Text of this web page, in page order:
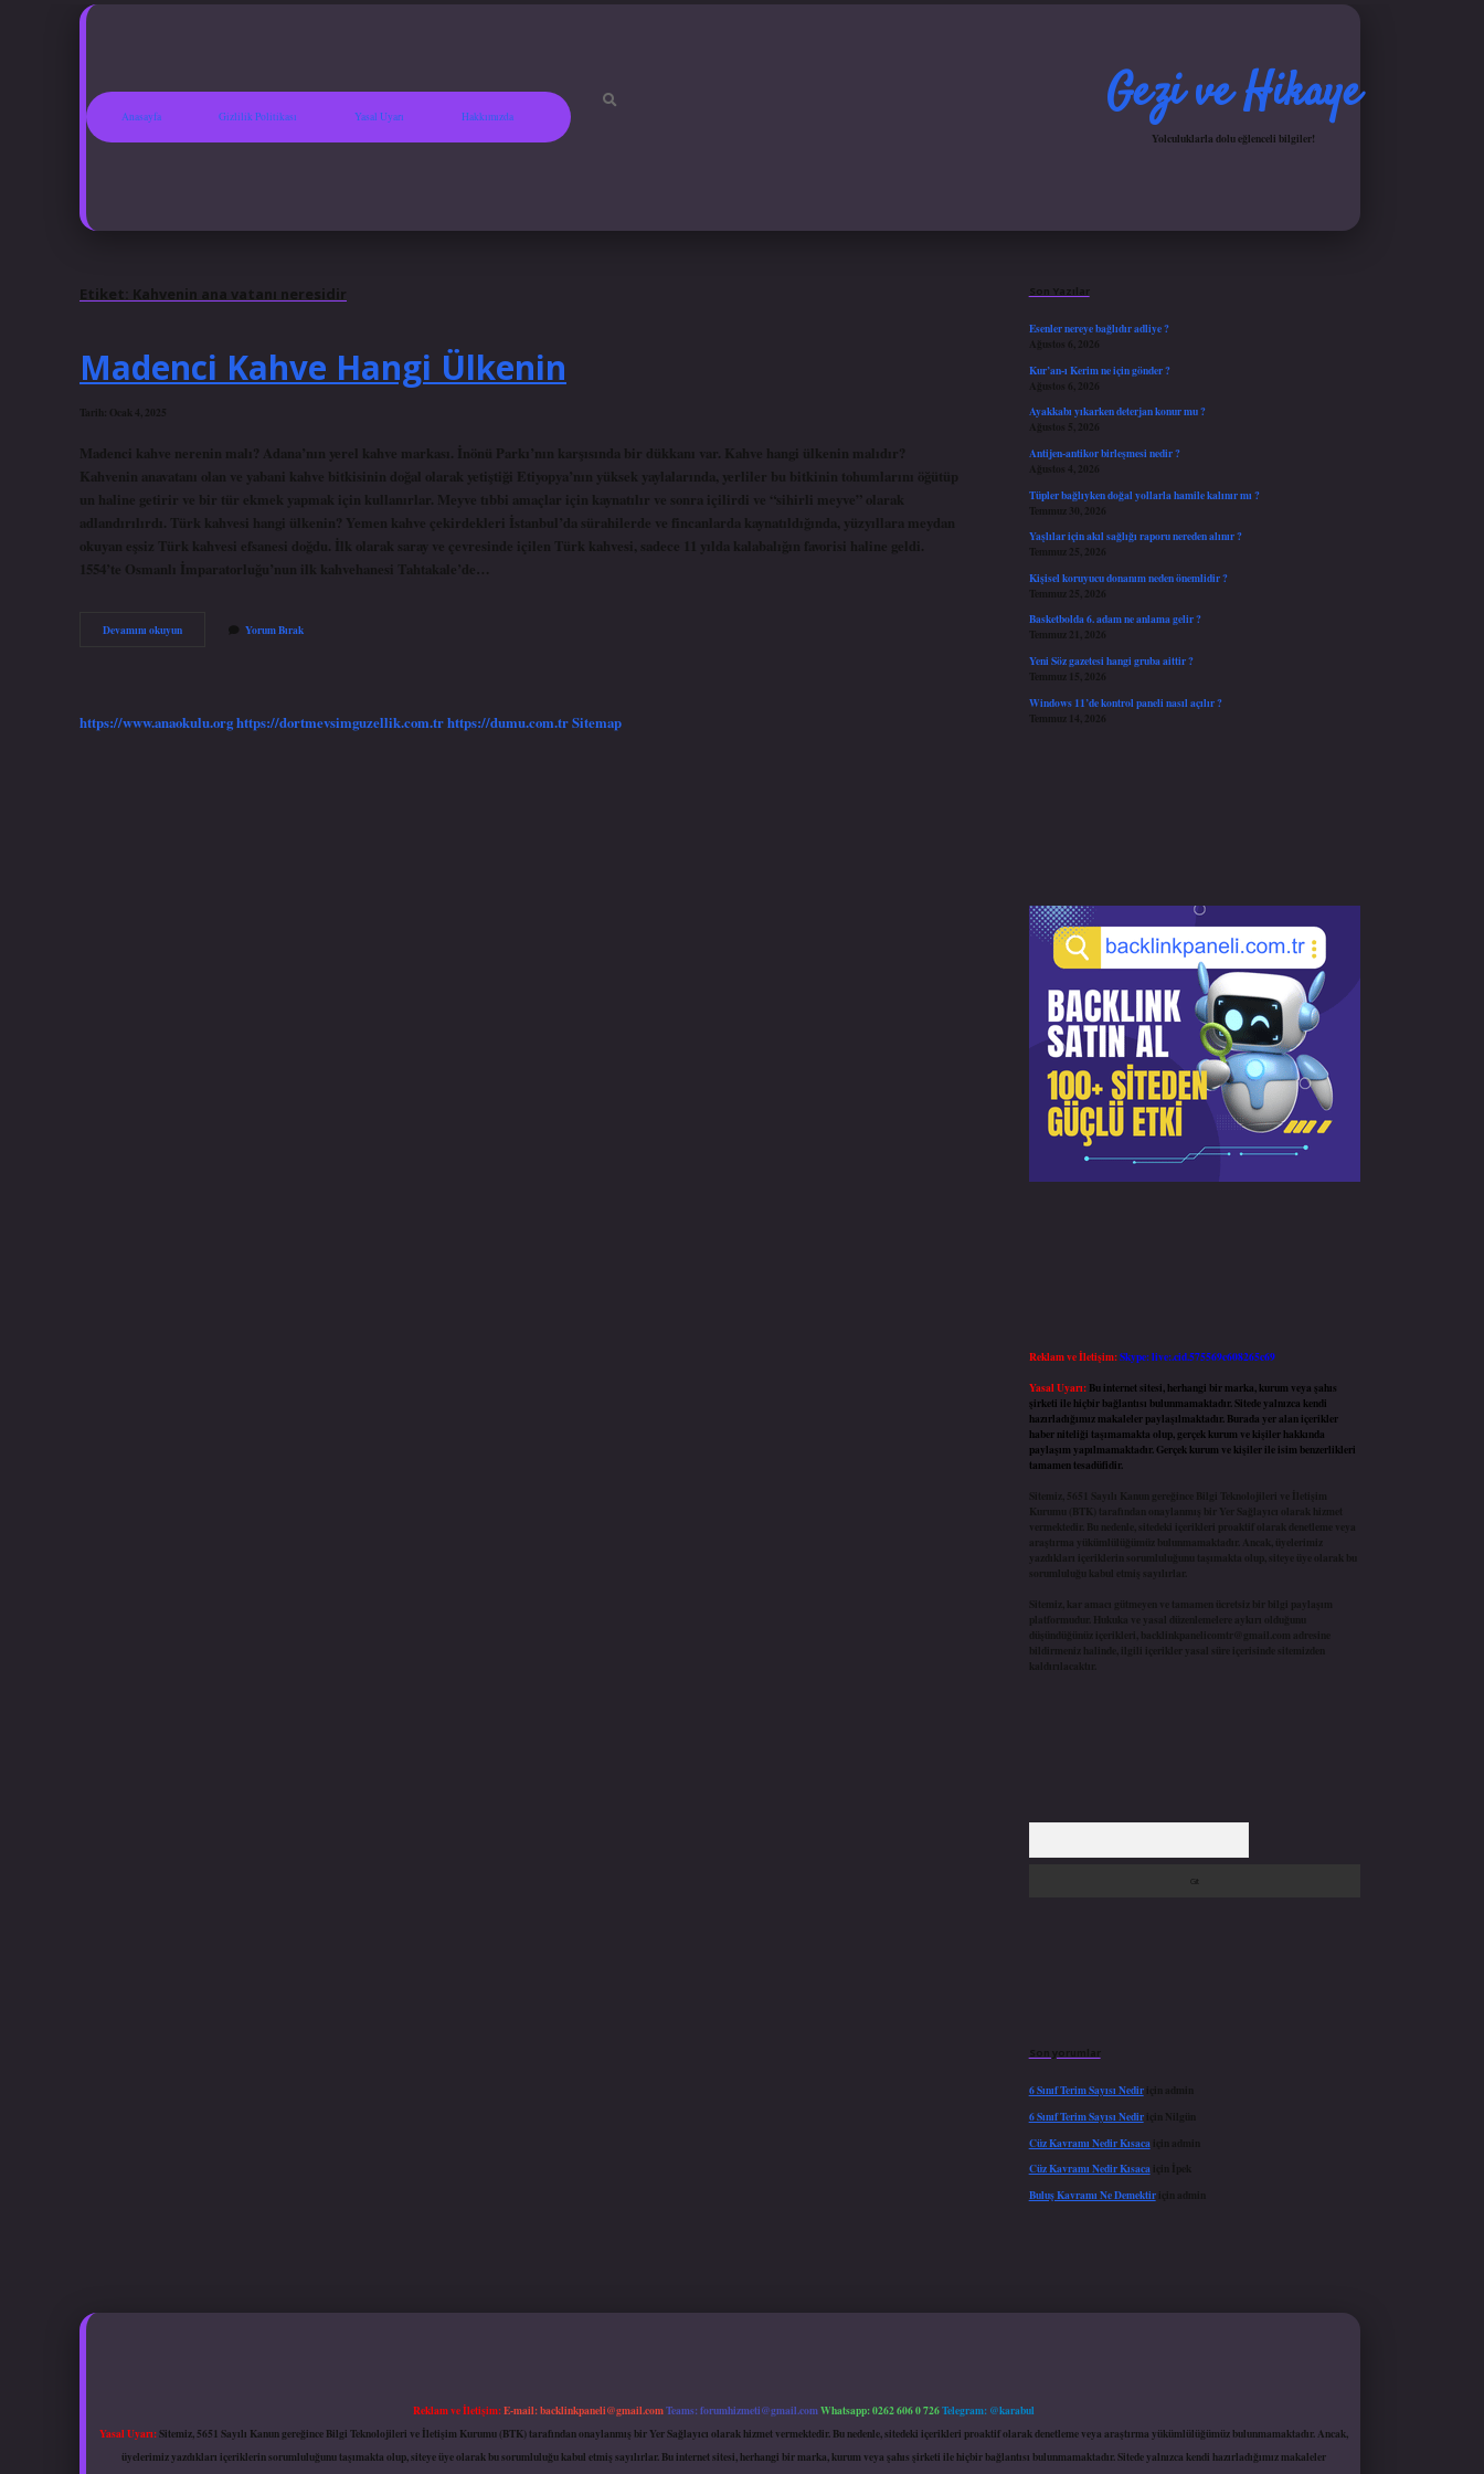
Anasayfa Gizlilik Politikası Yasal Uyarı Hakkımızda Gezi ve Hikaye
Yolculuklarla dolu eğlenceli bilgiler!
Etiket: Kahvenin ana vatanı neresidir
Madenci Kahve Hangi Ülkenin
Tarih: Ocak 4, 2025
Madenci kahve nerenin malı? Adana’nın yerel kahve markası. İnönü Parkı’nın karşısında bir dükkanı var. Kahve hangi ülkenin malıdır?
Kahvenin anavatanı olan ve yabani kahve bitkisinin doğal olarak yetiştiği Etiyopya’nın yüksek yaylalarında, yerliler bu bitkinin tohumlarını öğütüp
un haline getirir ve bir tür ekmek yapmak için kullanırlar. Meyve tıbbi amaçlar için kaynatılır ve sonra içilirdi ve “sihirli meyve” olarak
adlandırılırdı. Türk kahvesi hangi ülkenin? Yemen kahve çekirdekleri İstanbul’da sürahilerde ve fincanlarda kaynatıldığında, yüzyıllara meydan
okuyan eşsiz Türk kahvesi efsanesi doğdu. İlk olarak saray ve çevresinde içilen Türk kahvesi, sadece 11 yılda kalabalığın favorisi haline geldi.
1554’te Osmanlı İmparatorluğu’nun ilk kahvehanesi Tahtakale’de…
Devamını okuyunMadenci
Yorum Bırak
https://www.anaokulu.orghttps://dortmevsimguzellik.com.trhttps://dumu.com.trSitemap
Son Yazılar
Esenler nereye bağlıdır adliye ?
Ağustos 6, 2026
Kur’an-ı Kerim ne için gönder ?
Ağustos 6, 2026
Ayakkabı yıkarken deterjan konur mu ?
Ağustos 5, 2026
Antijen-antikor birleşmesi nedir ?
Ağustos 4, 2026
Tüpler bağlıyken doğal yollarla hamile kalınır mı ?
Temmuz 30, 2026
Yaşlılar için akıl sağlığı raporu nereden alınır ?
Temmuz 25, 2026
Kişisel koruyucu donanım neden önemlidir ?
Temmuz 25, 2026
Basketbolda 6. adam ne anlama gelir ?
Temmuz 21, 2026
Yeni Söz gazetesi hangi gruba aittir ?
Temmuz 15, 2026
Windows 11’de kontrol paneli nasıl açılır ?
Temmuz 14, 2026
Reklam ve İletişim:Skype: live:.cid.575569c608265c69
Yasal Uyarı: Bu internet sitesi, herhangi bir marka, kurum veya şahıs
şirketi ile hiçbir bağlantısı bulunmamaktadır. Sitede yalnızca kendi
hazırladığımız makaleler paylaşılmaktadır. Burada yer alan içerikler
haber niteliği taşımamakta olup, gerçek kurum ve kişiler hakkında
paylaşım yapılmamaktadır. Gerçek kurum ve kişiler ile isim benzerlikleri
tamamen tesadüfidir.
Sitemiz, 5651 Sayılı Kanun gereğince Bilgi Teknolojileri ve İletişim
Kurumu (BTK) tarafından onaylanmış bir Yer Sağlayıcı olarak hizmet
vermektedir. Bu nedenle, sitedeki içerikleri proaktif olarak denetleme veya
araştırma yükümlülüğümüz bulunmamaktadır. Ancak, üyelerimiz
yazdıkları içeriklerin sorumluluğunu taşımakta olup, siteye üye olarak bu
sorumluluğu kabul etmiş sayılırlar.
Sitemiz, kar amacı gütmeyen ve tamamen ücretsiz bir bilgi paylaşım
platformudur. Hukuka ve yasal düzenlemelere aykırı olduğunu
düşündüğünüz içerikleri, backlinkpanelicomtr@gmail.com adresine
bildirmeniz halinde, ilgili içerikler yasal süre içerisinde sitemizden
kaldırılacaktır.
Son yorumlar
6 Sınıf Terim Sayısı Nediriçin admin
6 Sınıf Terim Sayısı Nediriçin Nilgün
Cüz Kavramı Nedir Kısaca için admin
Cüz Kavramı Nedir Kısacaiçin
İpek
Buluş Kavramı Ne Demektiriçin admin
Reklam ve İletişim:E-mail:backlinkpaneli@gmail.comTeams:forumhizmeti@gmail.comWhatsapp: 0262 606 0 726Telegram: @karabul
Yasal Uyarı:Sitemiz, 5651 Sayılı Kanun gereğince Bilgi Teknolojileri ve İletişim Kurumu (BTK) tarafından onaylanmış bir Yer Sağlayıcı olarak hizmet vermektedir. Bu nedenle, sitedeki içerikleri proaktif olarak denetleme veya araştırma yükümlülüğümüz bulunmamaktadır. Ancak,
üyelerimiz yazdıkları içeriklerin sorumluluğunu taşımakta olup, siteye üye olarak bu sorumluluğu kabul etmiş sayılırlar. Bu internet sitesi, herhangi bir marka, kurum veya şahıs şirketi ile hiçbir bağlantısı bulunmamaktadır. Sitede yalnızca kendi hazırladığımız makaleler